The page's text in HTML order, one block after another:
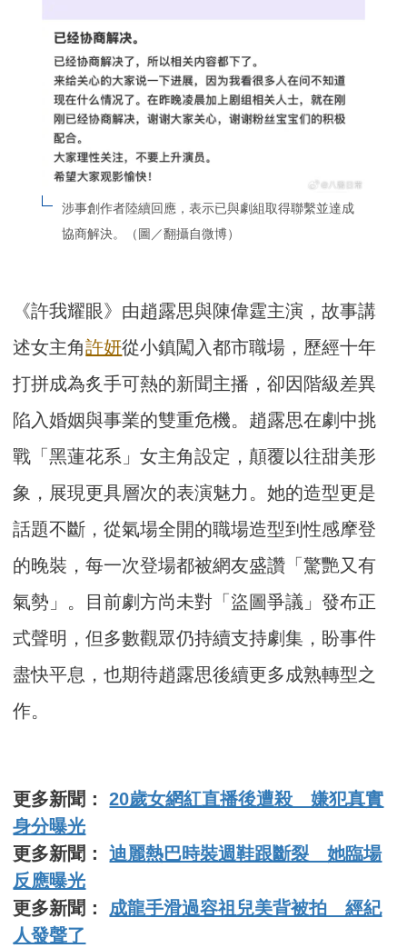
涉事創作者陸續回應，表示已與劇組取得聯繫並達成
協商解決。（圖／翻攝自微博）
《許我耀眼》由趙露思與陳偉霆主演，故事講
述女主角許妍從小鎮闖入都市職場，歷經十年
打拼成為炙手可熱的新聞主播，卻因階級差異
陷入婚姻與事業的雙重危機。趙露思在劇中挑
戰「黑蓮花系」女主角設定，顛覆以往甜美形
象，展現更具層次的表演魅力。她的造型更是
話題不斷，從氣場全開的職場造型到性感摩登
的晚裝，每一次登場都被網友盛讚「驚艷又有
氣勢」。目前劇方尚未對「盜圖爭議」發布正
式聲明，但多數觀眾仍持續支持劇集，盼事件
盡快平息，也期待趙露思後續更多成熟轉型之
作。
更多新聞：20歲女網紅直播後遭殺 嫌犯真實
身分曝光
更多新聞：迪麗熱巴時裝週鞋跟斷裂 她臨場
反應曝光
更多新聞： 成龍手滑過容祖兒美背被拍 經紀
人發聲了